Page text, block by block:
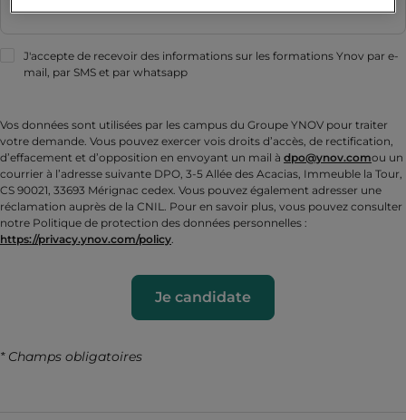
J'accepte de recevoir des informations sur les formations Ynov par e-
mail, par SMS et par whatsapp
Vos données sont utilisées par les campus du Groupe YNOV pour traiter
votre demande. Vous pouvez exercer vois droits d’accès, de rectification,
d’effacement et d’opposition en envoyant un mail à dpo@ynov.comou un
courrier à l’adresse suivante DPO, 3-5 Allée des Acacias, Immeuble la Tour,
CS 90021, 33693 Mérignac cedex. Vous pouvez également adresser une
réclamation auprès de la CNIL. Pour en savoir plus, vous pouvez consulter
notre Politique de protection des données personnelles :
https://privacy.ynov.com/policy.
Je candidate
* Champs obligatoires